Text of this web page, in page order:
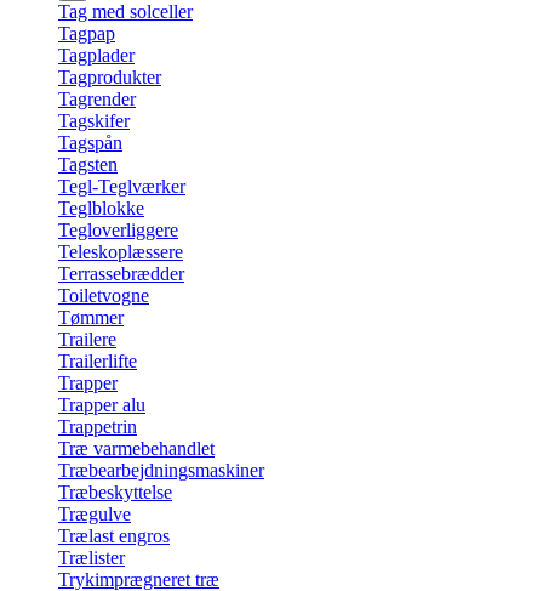
Tag med solceller
Tagpap
Tagplader
Tagprodukter
Tagrender
Tagskifer
Tagspån
Tagsten
Tegl-Teglværker
Teglblokke
Tegloverliggere
Teleskoplæssere
Terrassebrædder
Toiletvogne
Tømmer
Trailere
Trailerlifte
Trapper
Trapper alu
Trappetrin
Træ varmebehandlet
Træbearbejdningsmaskiner
Træbeskyttelse
Trægulve
Trælast engros
Trælister
Trykimprægneret træ